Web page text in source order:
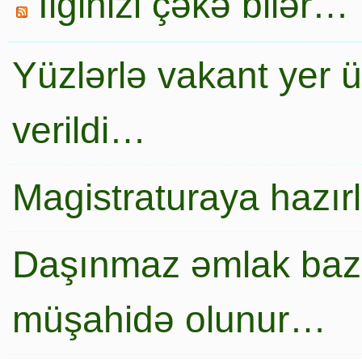
Yüzlərlə vakant yer
verildi…
Magistraturaya
Daşınmaz əmlak
müşahidə olunur…